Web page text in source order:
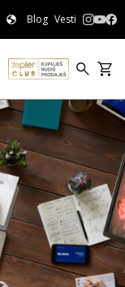
Blog Vesti